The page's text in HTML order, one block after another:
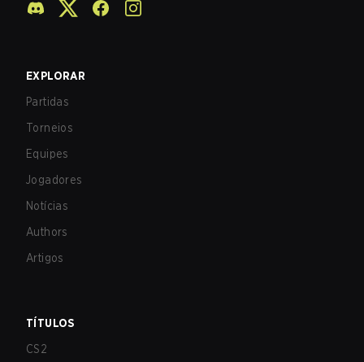
EXPLORAR
Partidas
Torneios
Equipes
Jogadores
Notícias
Authors
Artigos
TÍTULOS
CS2